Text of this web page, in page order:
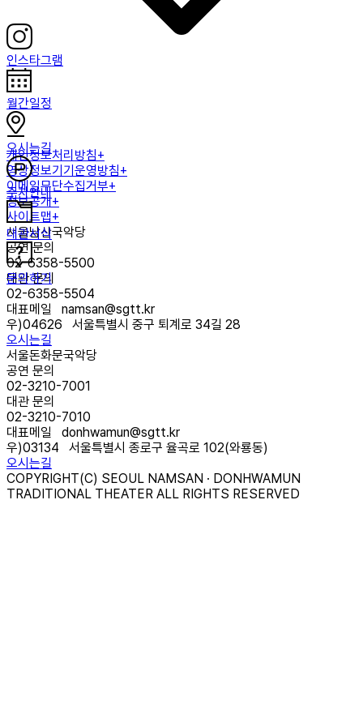
인스타그램
월간일정
오시는길
주차안내
대관서식
문의하기
개인정보처리방침+
영상정보기기운영방침+
이메일무단수집거부+
정보공개+
사이트맵+
서울남산국악당
공연 문의
02-6358-5500
대관 문의
02-6358-5504
대표메일 namsan@sgtt.kr
우)04626
서울특별시 중구 퇴계로 34길 28
오시는길
서울돈화문국악당
공연 문의
02-3210-7001
대관 문의
02-3210-7010
대표메일 donhwamun@sgtt.kr
우)03134
서울특별시 종로구 율곡로 102(와룡동)
오시는길
COPYRIGHT(C) SEOUL NAMSAN · DONHWAMUN
TRADITIONAL THEATER ALL RIGHTS RESERVED